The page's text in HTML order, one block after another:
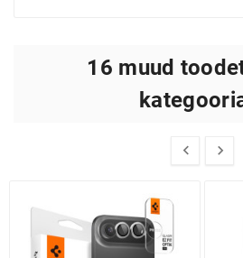
16 muud
 